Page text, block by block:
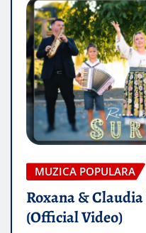
MUZICA POPULARA
Roxana &
(Official Video)